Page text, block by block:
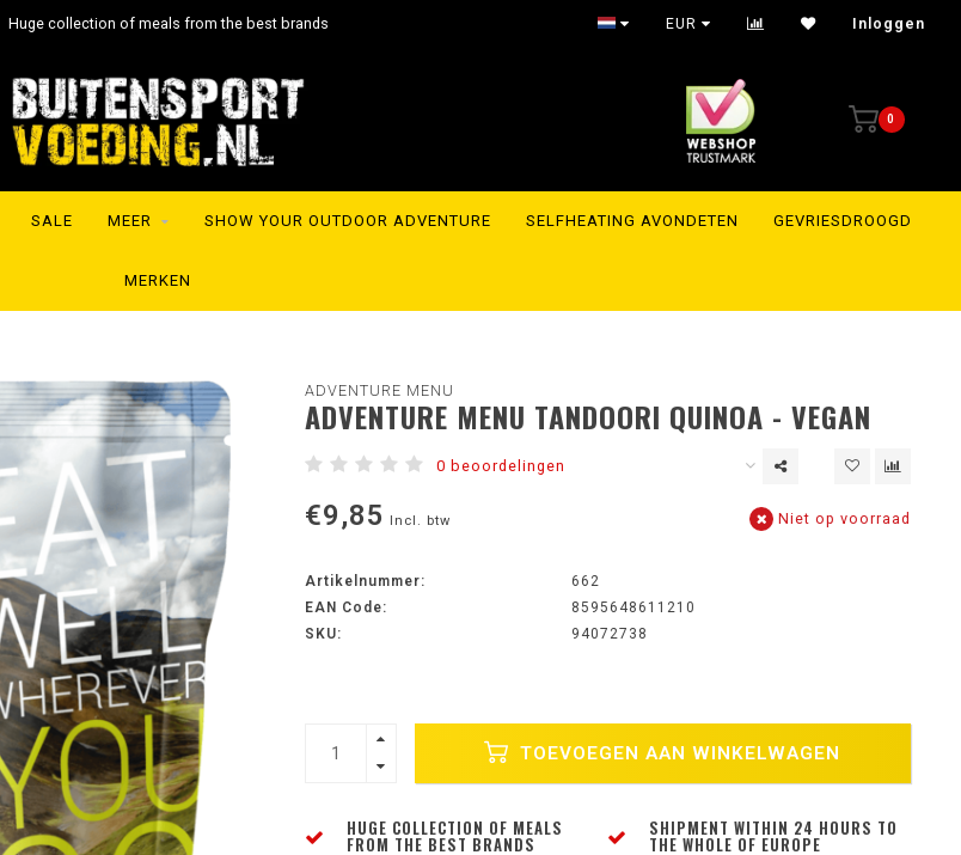
Huge collection of meals from the best brands Shipment within 24 hours to the whole of Europe
EUR Inloggen
0
SALE MEER SHOW YOUR OUTDOOR ADVENTURE SELFHEATING AVONDETEN GEVRIESDROOGD
MERKEN
ADVENTURE MENU
ADVENTURE MENU TANDOORI QUINOA - VEGAN
0 beoordelingen
€9,85 Incl. btw Niet op voorraad
Artikelnummer:
662
EAN Code:
8595648611210
SKU:
94072738
TOEVOEGEN AAN WINKELWAGEN
HUGE COLLECTION OF MEALS
FROM THE BEST BRANDS
SHIPMENT WITHIN 24 HOURS TO
THE WHOLE OF EUROPE